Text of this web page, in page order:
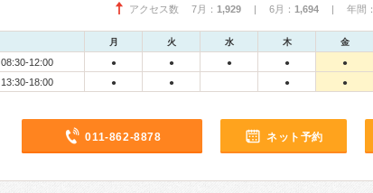
アクセス数 7月： 1,929 | 6月： 1,694 | 年間：
月 火 水 木 金
08:30-12:00 ● ● ● ● ●
13:30-18:00 ● ● ● ●
011-862-8878 ネット予約